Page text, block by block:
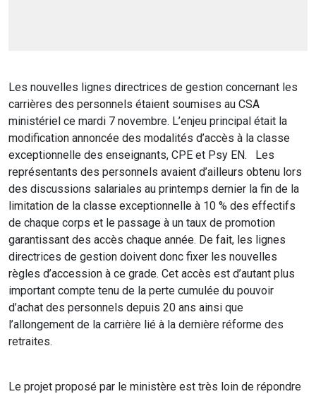
Les nouvelles lignes directrices de gestion concernant les
carrières des personnels étaient soumises au CSA
ministériel ce mardi 7 novembre. L’enjeu principal était la
modification annoncée des modalités d’accès à la classe
exceptionnelle des enseignants, CPE et Psy EN. Les
représentants des personnels avaient d’ailleurs obtenu lors
des discussions salariales au printemps dernier la fin de la
limitation de la classe exceptionnelle à 10 % des effectifs
de chaque corps et le passage à un taux de promotion
garantissant des accès chaque année. De fait, les lignes
directrices de gestion doivent donc fixer les nouvelles
règles d’accession à ce grade. Cet accès est d’autant plus
important compte tenu de la perte cumulée du pouvoir
d’achat des personnels depuis 20 ans ainsi que
l’allongement de la carrière lié à la dernière réforme des
retraites.
Le projet proposé par le ministère est très loin de répondre